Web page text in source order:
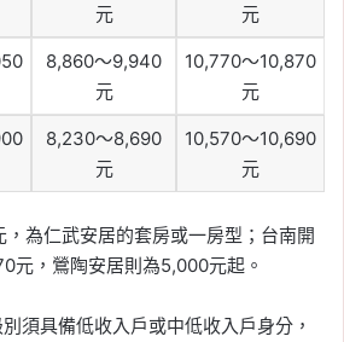
元
元
8,860～9,940
元
10,770～10,870
元
8,230～8,690
元
10,570～10,690
元
為仁武安居的套房或一房型；台南開
元，鶯陶安居則為5,000元起。
須具備低收入戶或中低收入戶身分，